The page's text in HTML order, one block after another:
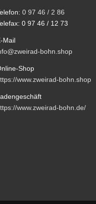
0 97 46 / 2 86
0 97 46 / 12 73
Mail
bohn.shop
Shop
www.zweirad-bohn.shop
www.zweirad-bohn.de/